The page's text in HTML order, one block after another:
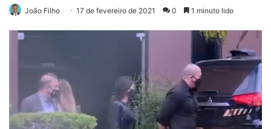
João Filho 17 de fevereiro de 2021 0 1 minuto lido